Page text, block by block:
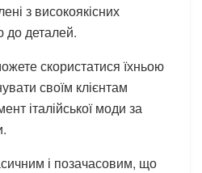
з високоякісних
до деталей.
скористатися їхньою
своїм клієнтам
італійської моди за
і позачасовим, що